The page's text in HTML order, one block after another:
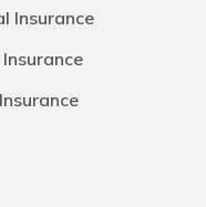
Insurance